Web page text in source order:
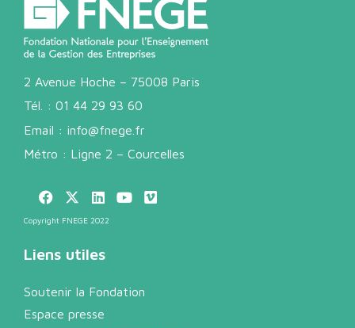
2 Avenue Hoche – 75008 Paris
Tél. : 01 44 29 93 60
Email : info@fnege.fr
Métro : Ligne 2 – Courcelles
Copyright FNEGE 2022
Liens utiles
Soutenir la Fondation
Espace presse